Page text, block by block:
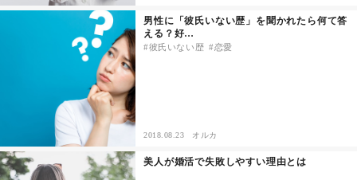
男性に「彼氏いない歴」を聞かれたら何て答
える？好…
彼氏いない歴 恋愛
2018.08.23 オルカ
美人が婚活で失敗しやすい理由とは